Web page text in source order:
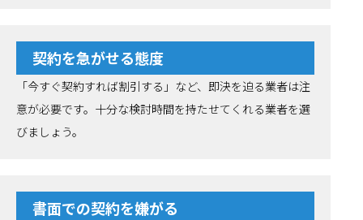
契約を急がせる態度
「今すぐ契約すれば割引する」など、即決を迫る業者は注
意が必要です。十分な検討時間を持たせてくれる業者を選
びましょう。
書面での契約を嫌がる